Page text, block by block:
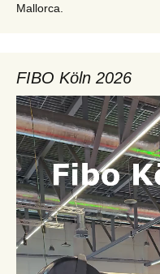
Mallorca.
FIBO Köln 2026
Video-
Player